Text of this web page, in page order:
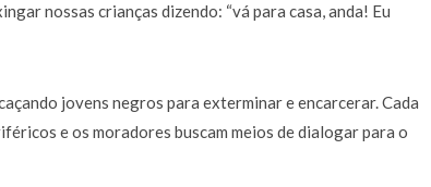
nossas crianças dizendo: “vá para casa, anda! Eu
jovens negros para exterminar e encarcerar. Cada
e os moradores buscam meios de dialogar para o